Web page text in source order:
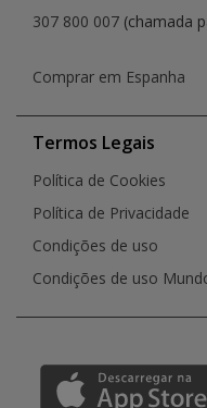
307 800 007 (chamada
Comprar em Espanha
Termos Legais
Política de Cookies
Política de Privacidade
Condições de uso
Condições de uso